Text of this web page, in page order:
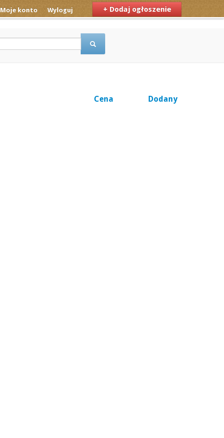
+ Dodaj ogłoszenie
Moje konto Wyloguj
Cena Dodany